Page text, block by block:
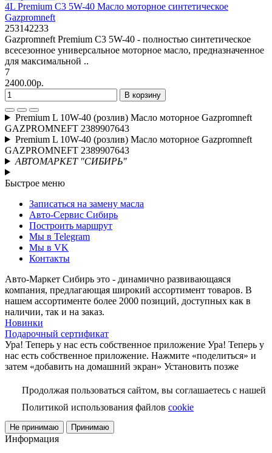
4L Premium C3 5W-40 Масло моторное синтетическое
Gazpromneft
253142233
Gazpromneft Premium C3 5W-40 - полностью синтетическое
всесезонное универсальное моторное масло, предназначенное
для максимальной ..
7
2400.00р.
В корзину
Premium L 10W-40 (розлив) Масло моторное Gazpromneft
GAZPROMNEFT 2389907643
Premium L 10W-40 (розлив) Масло моторное Gazpromneft
GAZPROMNEFT 2389907643
АВТОМАРКЕТ "СИБИРЬ"
Быстрое меню
Записаться на замену масла
Авто-Сервис Сибирь
Построить маршрут
Мы в Telegram
Мы в VK
Контакты
Авто-Маркет Сибирь это - динамично развивающаяся
компания, предлагающая широкий ассортимент товаров. В
нашем ассортименте более 2000 позиций, доступных как в
наличии, так и на заказ.
Новинки
Подарочный сертификат
Ура! Теперь у нас есть собственное приложение Ура! Теперь у
нас есть собственное приложение. Нажмите «поделиться» и
затем «добавить на домашний экран» Установить позже
Продолжая пользоваться сайтом, вы соглашаетесь с нашей
Политикой использования файлов cookie
Не принимаю Принимаю
Информация